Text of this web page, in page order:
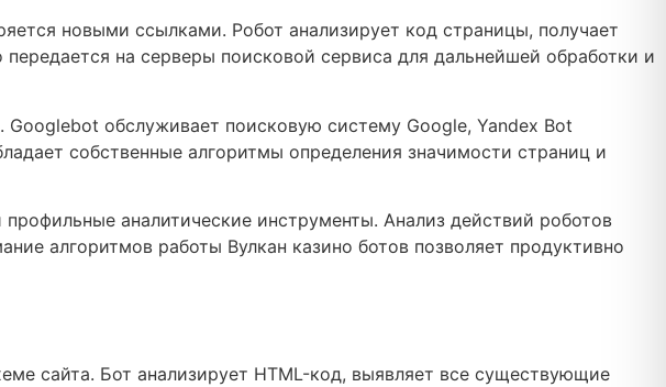
новыми ссылками. Робот анализирует код страницы, получает
на серверы поисковой сервиса для дальнейшей обработки и
обслуживает поисковую систему Google, Yandex Bot
собственные алгоритмы определения значимости страниц и
аналитические инструменты. Анализ действий роботов
алгоритмов работы Вулкан казино ботов позволяет продуктивно
сайта. Бот анализирует HTML-код, выявляет все существующие